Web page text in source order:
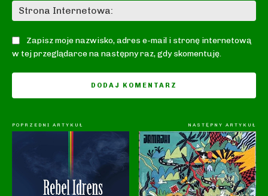
Zapisz moje nazwisko, adres e-mail i stronę internetową
w tej przeglądarce na następny raz, gdy skomentuję.
POPRZEDNI ARTYKUŁ NASTĘPNY ARTYKUŁ